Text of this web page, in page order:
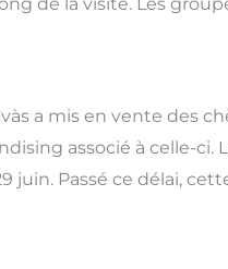
a mis en vente des
associé à celle-
juin. Passé ce délai,